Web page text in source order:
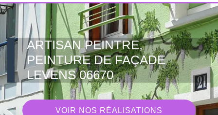
ARTISAN PEINTRE,
PEINTURE DE FAÇADE
LEVENS 06670
VOIR NOS RÉALISATIONS